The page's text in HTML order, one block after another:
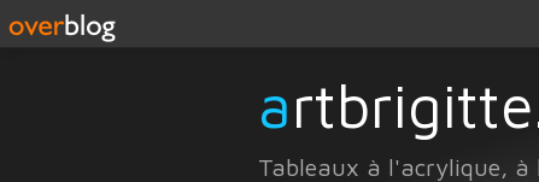
Tableaux à l'acrylique,